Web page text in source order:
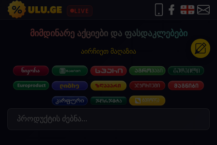
LIVE
მიმდინარე აქციები და ფასდაკლებები
აირჩიეთ მაღაზია